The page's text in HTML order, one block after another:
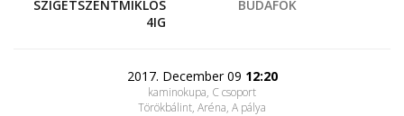
SZIGETSZENTMIKLÓS
4IG
BUDAFOK
2017. December 09 12:20
kaminokupa, C csoport
Törökbálint, Aréna, A pálya